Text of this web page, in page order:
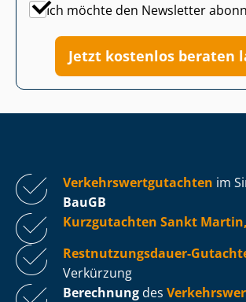
Ich möchte den Newsletter
Jetzt kostenlos beraten
Ver­kehrs­wert­gut­ach­ten im
BauGB
Kurzgutachten Sankt
Rest­nut­zungs­dau­er-
Verkürzung
Berechnung des